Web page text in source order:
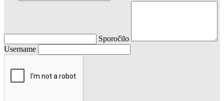
Sporočilo
Username